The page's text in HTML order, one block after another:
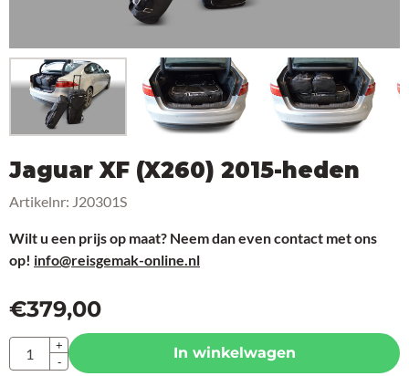
Jaguar XF (X260) 2015-heden
Artikelnr: J20301S
Wilt u een prijs op maat? Neem dan even contact met ons
op! info@reisgemak-online.nl
€379,00
Aantal
+
-
In winkelwagen